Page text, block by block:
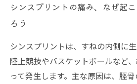
接骨院のサポートで痛みを克
自宅でできるシンスプリント
のポイント
シンスプリントの痛み、なぜ起
ろう
シンスプリントは、すねの内側に
陸上競技やバスケットボールなど
って発生します。主な原因は、脛